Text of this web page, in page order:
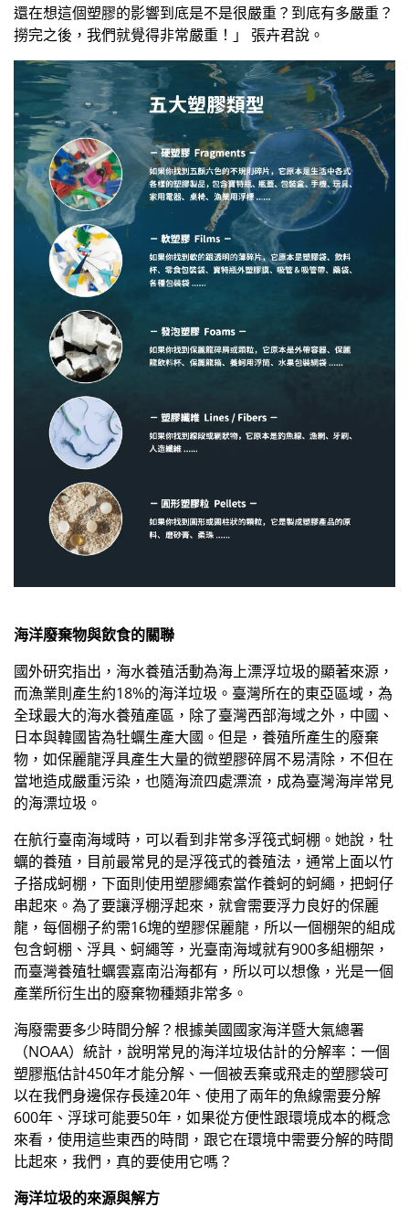
還在想這個塑膠的影響到底是不是很嚴重？到底有多嚴重？
撈完之後，我們就覺得非常嚴重！」 張卉君說。
海洋廢棄物與飲食的關聯
國外研究指出，海水養殖活動為海上漂浮垃圾的顯著來源，
而漁業則產生約18%的海洋垃圾。臺灣所在的東亞區域，為
全球最大的海水養殖產區，除了臺灣西部海域之外，中國、
日本與韓國皆為牡蠣生產大國。但是，養殖所產生的廢棄
物，如保麗龍浮具產生大量的微塑膠碎屑不易清除，不但在
當地造成嚴重污染，也隨海流四處漂流，成為臺灣海岸常見
的海漂垃圾。
在航行臺南海域時，可以看到非常多浮筏式蚵棚。她說，牡
蠣的養殖，目前最常見的是浮筏式的養殖法，通常上面以竹
子搭成蚵棚，下面則使用塑膠繩索當作養蚵的蚵繩，把蚵仔
串起來。為了要讓浮棚浮起來，就會需要浮力良好的保麗
龍，每個棚子約需16塊的塑膠保麗龍，所以一個棚架的組成
包含蚵棚、浮具、蚵繩等，光臺南海域就有900多組棚架，
而臺灣養殖牡蠣雲嘉南沿海都有，所以可以想像，光是一個
產業所衍生出的廢棄物種類非常多。
海廢需要多少時間分解？根據美國國家海洋暨大氣總署
（NOAA）統計，說明常見的海洋垃圾估計的分解率：一個
塑膠瓶估計450年才能分解、一個被丟棄或飛走的塑膠袋可
以在我們身邊保存長達20年、使用了兩年的魚線需要分解
600年、浮球可能要50年，如果從方便性跟環境成本的概念
來看，使用這些東西的時間，跟它在環境中需要分解的時間
比起來，我們，真的要使用它嗎？
海洋垃圾的來源與解方